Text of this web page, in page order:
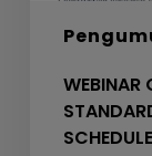
CIDB,
WEBINAR